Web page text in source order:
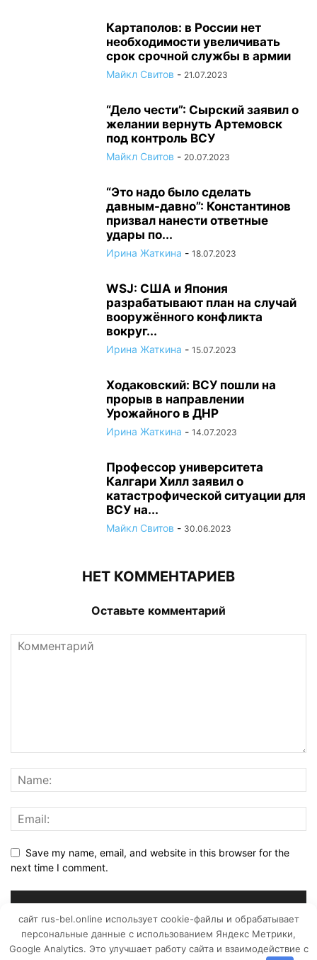
Картаполов: в России нет
необходимости увеличивать
срок срочной службы в армии
Майкл Свитов - 21.07.2023
“Дело чести”: Сырский заявил о
желании вернуть Артемовск
под контроль ВСУ
Майкл Свитов - 20.07.2023
“Это надо было сделать
давным-давно”: Константинов
призвал нанести ответные
удары по...
Ирина Жаткина - 18.07.2023
WSJ: США и Япония
разрабатывают план на случай
вооружённого конфликта
вокруг...
Ирина Жаткина - 15.07.2023
Ходаковский: ВСУ пошли на
прорыв в направлении
Урожайного в ДНР
Ирина Жаткина - 14.07.2023
Профессор университета
Калгари Хилл заявил о
катастрофической ситуации для
ВСУ на...
Майкл Свитов - 30.06.2023
НЕТ КОММЕНТАРИЕВ
Оставьте комментарий
Save my name, email, and website in this browser for the
next time I comment.
сайт rus-bel.online использует cookie-файлы и обрабатывает
персональные данные с использованием Яндекс Метрики,
Google Analytics. Это улучшает работу сайта и взаимодействие с